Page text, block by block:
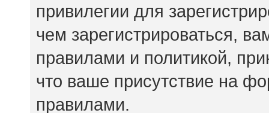
привилегии для
чем зарегистрироваться,
правилами и политикой,
что ваше присутствие на
правилами.